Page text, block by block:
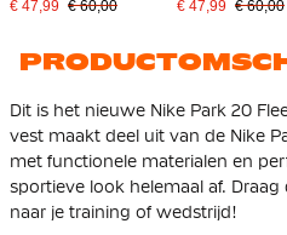
€ 47,99 € 60,00 € 47,99 € 60,00
Dit is het nieuwe Nike Park 20
vest maakt deel uit van de Nike
met functionele materialen en
sportieve look helemaal af.
naar je training of wedstrijd!